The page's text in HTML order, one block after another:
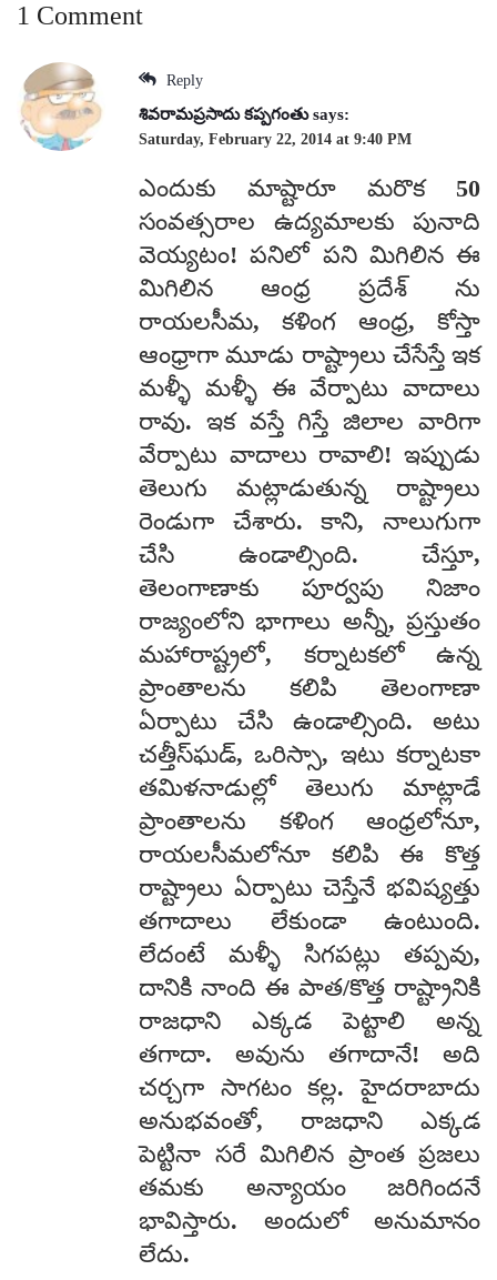
1 Comment
Reply
శివరామప్రసాదు కప్పగంతు says:
Saturday, February 22, 2014 at 9:40 PM
ఎందుకు మాష్టారూ మరొక 50
సంవత్సరాల ఉద్యమాలకు పునాది
వెయ్యటం! పనిలో పని మిగిలిన ఈ
మిగిలిన ఆంధ్ర ప్రదేశ్ ను
రాయలసీమ, కళింగ ఆంధ్ర, కోస్తా
ఆంధ్రాగా మూడు రాష్ట్రాలు చేసేస్తే ఇక
మళ్ళీ మళ్ళీ ఈ వేర్పాటు వాదాలు
రావు. ఇక వస్తే గిస్తే జిలాల వారిగా
వేర్పాటు వాదాలు రావాలి! ఇప్పుడు
తెలుగు మట్లాడుతున్న రాష్ట్రాలు
రెండుగా చేశారు. కాని, నాలుగుగా
చేసి ఉండాల్సింది. చేస్తూ,
తెలంగాణాకు పూర్వపు నిజాం
రాజ్యంలోని భాగాలు అన్నీ, ప్రస్తుతం
మహారాష్ట్రలో, కర్నాటకలో ఉన్న
ప్రాంతాలను కలిపి తెలంగాణా
ఏర్పాటు చేసి ఉండాల్సింది. అటు
చత్తీస్‌ఘడ్, ఒరిస్సా, ఇటు కర్నాటకా
తమిళనాడుల్లో తెలుగు మాట్లాడే
ప్రాంతాలను కళింగ ఆంధ్రలోనూ,
రాయలసీమలోనూ కలిపి ఈ కొత్త
రాష్ట్రాలు ఏర్పాటు చెస్తేనే భవిష్యత్తు
తగాదాలు లేకుండా ఉంటుంది.
లేదంటే మళ్ళీ సిగపట్లు తప్పవు,
దానికి నాంది ఈ పాత/కొత్త రాష్ట్రానికి
రాజధాని ఎక్కడ పెట్టాలి అన్న
తగాదా. అవును తగాదానే! అది
చర్చగా సాగటం కల్ల. హైదరాబాదు
అనుభవంతో, రాజధాని ఎక్కడ
పెట్టినా సరే మిగిలిన ప్రాంత ప్రజలు
తమకు అన్యాయం జరిగిందనే
భావిస్తారు. అందులో అనుమానం
లేదు.